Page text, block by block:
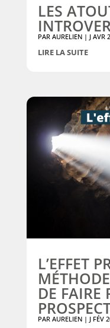
LES
PAR AURELIEN| J AVR
LIRE LA SUITE
L’EFFET
DE FAIRE
PAR AURELIEN| J FÉV